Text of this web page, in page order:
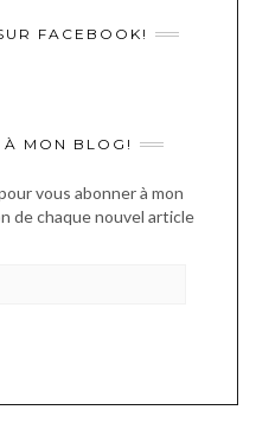
FACEBOOK!
MON BLOG!
vous abonner à mon
de chaque nouvel article